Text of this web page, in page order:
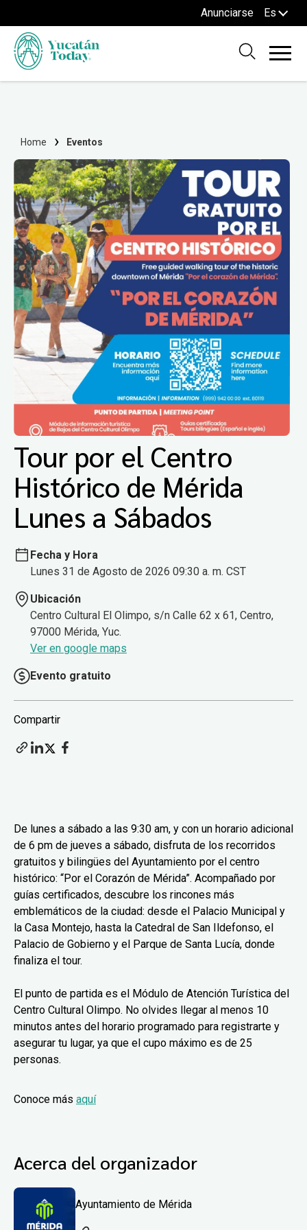
Anunciarse Es
Home Eventos
Tour por el Centro
Histórico de Mérida
Lunes a Sábados
Fecha y Hora
Lunes 31 de Agosto de 2026 09:30 a. m. CST
Ubicación
Centro Cultural El Olimpo, s/n Calle 62 x 61, Centro,
97000 Mérida, Yuc.
Ver en google maps
Evento gratuito
Compartir
De lunes a sábado a las 9:30 am, y con un horario adicional
de 6 pm de jueves a sábado, disfruta de los recorridos
gratuitos y bilingües del Ayuntamiento por el centro
histórico: “Por el Corazón de Mérida”. Acompañado por
guías certificados, descubre los rincones más
emblemáticos de la ciudad: desde el Palacio Municipal y
la Casa Montejo, hasta la Catedral de San Ildefonso, el
Palacio de Gobierno y el Parque de Santa Lucía, donde
finaliza el tour.
El punto de partida es el Módulo de Atención Turística del
Centro Cultural Olimpo. No olvides llegar al menos 10
minutos antes del horario programado para registrarte y
asegurar tu lugar, ya que el cupo máximo es de 25
personas.
Conoce más aquí
Acerca del organizador
Ayuntamiento de Mérida